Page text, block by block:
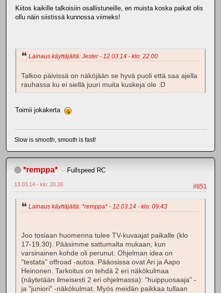
Kiitos kaikille talkoisiin osallistuneille, en muista koska paikat olis
ollu näin siistissä kunnossa viimeks!
Lainaus käyttäjältä: Jester - 12.03.14 - klo: 22.00
Talkoo päivissä on näköjään se hyvä puoli että saa ajella
rauhassa ku ei siellä juuri muita kuskeja ole :D
Toimii jokakerta
Slow is smooth, smooth is fast!
*remppa* Fullspeed RC
#851
13.03.14 - klo: 20.26
Lainaus käyttäjältä: *remppa* - 12.03.14 - klo: 09.43
Joo tosiaan huomenna tulee TV-kuvaajat paikalle (klo
17-19.30). Pääsimme sattumalta mukaan, kun
varsinainen kohde oli perunut. Ohjelman idea on
"testata" offroad -autoa. Pääosissa ovat Ari ja Aapo
Heinonen. Tarkoitus on tehdä 2 eri näkökulmaa
(näytetään ilmeisesti 2 eri ohjelmassa): "huippuosaaja" -
ja "juniori" -näkökulmat. Myös meidän paikkaa tullaan